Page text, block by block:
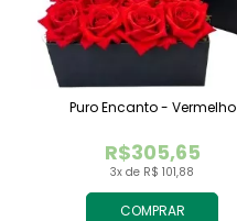
COMPRAR
3x de R$ 101,88
R$305,65
Puro Encanto - Vermelho